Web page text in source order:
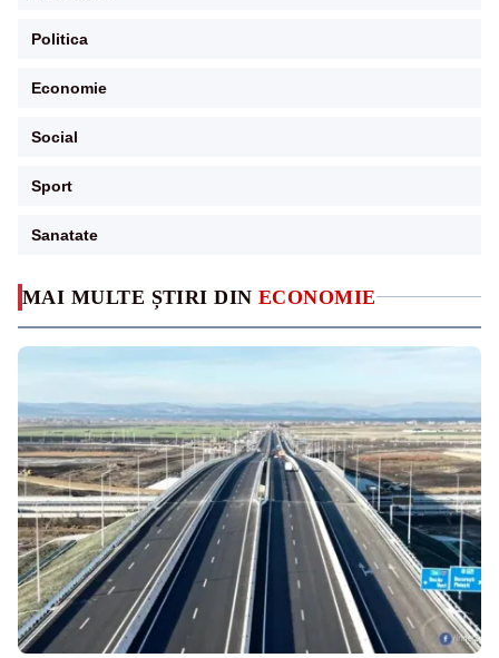
MAI MULTE ȘTIRI DIN ECONOMIE
Politica
Economie
Social
Sport
Sanatate